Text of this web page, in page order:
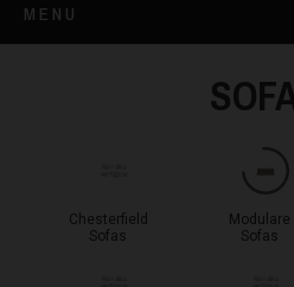
MENU
Chesterfield
Sofas
Modulare
Sofas